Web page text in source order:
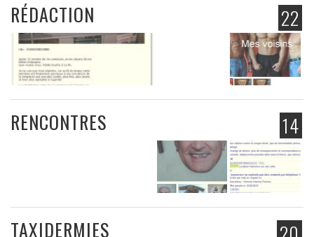
22
RÉDACTION
14
RENCONTRES
TAXIDERMIES